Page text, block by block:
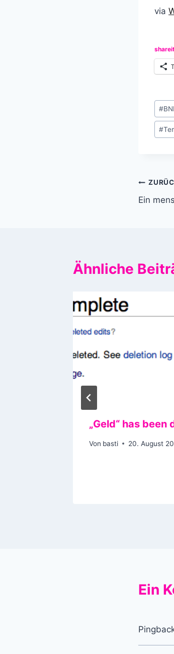
via
#
#
Ein
Ähnliche
„Geld“ has been
Von basti 20. August
Ein